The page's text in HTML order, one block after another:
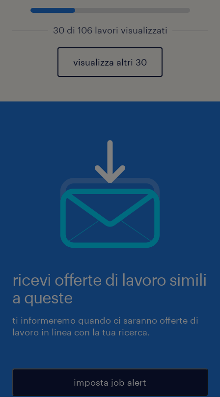
30 di 106 lavori visualizzati
visualizza altri 30
ricevi offerte di lavoro simili
a queste
ti informeremo quando ci saranno offerte di
lavoro in linea con la tua ricerca.
imposta job alert